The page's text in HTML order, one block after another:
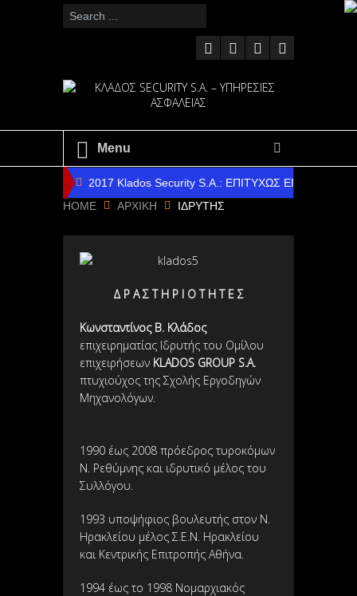
Menu
2017 Klados Security S.A.: ΕΠΙΤΥΧΩΣ
2016 Klados Security S.A.: ΕΠΙΤΥΧΗΣ Ο
2017 Klados Security S.A. : ΧΡΟΝΙΑ ΠΟΛΛΑ ΚΑΙ
HOME ΑΡΧΙΚΗ ΙΔΡΥΤΗΣ
Δ Ρ Α Σ Τ Η Ρ Ι Ο Τ Η Τ Ε Σ
Κωνσταντίνος Β. Κλάδος
επιχειρηματίας Ιδρυτής του Ομίλου
επιχειρήσεων KLADOS GROUP S.A.
πτυχιούχος της Σχολής Εργοδηγών
Μηχανολόγων.
1990 έως 2008 πρόεδρος τυροκόμων
Ν. Ρεθύμνης και ιδρυτικό μέλος του
Συλλόγου.
1993 υποψήφιος βουλευτής στον Ν.
Ηρακλείου μέλος Σ.Ε.Ν. Ηρακλείου
και Κεντρικής Επιτροπής Αθήνα.
1994 έως το 1998 Νομαρχιακός